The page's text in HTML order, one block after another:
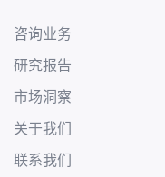
咨询业务
研究报告
市场洞察
关于我们
联系我们